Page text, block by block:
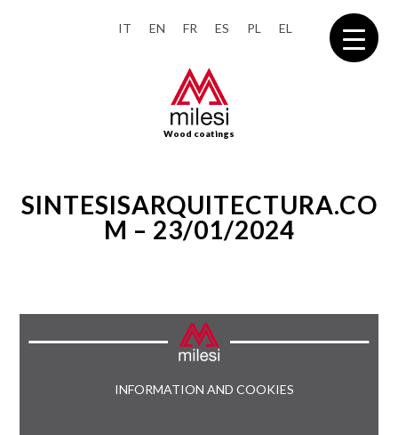
IT EN FR ES PL EL
Wood coatings
SINTESISARQUITECTURA.CO
M – 23/01/2024
INFORMATION AND COOKIES